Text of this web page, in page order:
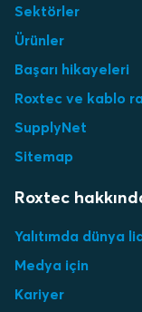
Sektörler
Ürünler
Başarı hikayeleri
Roxtec ve kablo
SupplyNet
Sitemap
Roxtec
Yalıtımda dünya
Medya için
Kariyer